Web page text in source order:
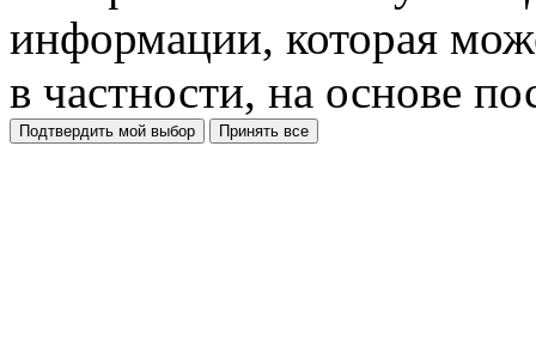
информации, которая
в частности, на основе
Подтвердить мой выбор Принять все